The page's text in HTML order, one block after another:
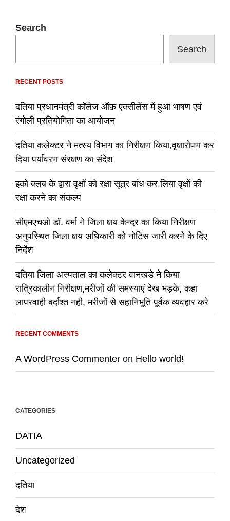
Search
Search
RECENT POSTS
दतिया प्रधानमंत्री कॉलेज ऑफ़ एक्सीलेंस में हुआ भाषण एवं
रंगोली प्रतियोगिता का आयोजन
दतिया कलेक्टर ने मत्स्य विभाग का निरीक्षण किया,वृक्षारोपण कर
दिया पर्यावरण संरक्षण का संदेश
इको क्लब के द्वारा वृक्षों को रक्षा सूत्र बांध कर लिया वृक्षों की
रक्षा करने का संकल्प
सीएमएचओ डॉ. वर्मा ने जिला क्षय केन्द्र का किया निरीक्षण
अनुपस्थित जिला क्षय अधिकारी को नोटिस जारी करने के दिए
निर्देश
दतिया जिला अस्पताल का कलेक्टर वानखडे ने किया
रात्रिकालीन निरीक्षण,मरीजों की समस्याएं देख भड़के, कहा
लापरवाही बर्दाश्त नही, मरीजों से सहानिभूति पूर्वक व्यवहार करे
RECENT COMMENTS
A WordPress Commenter on Hello world!
CATEGORIES
DATIA
Uncategorized
दतिया
देश